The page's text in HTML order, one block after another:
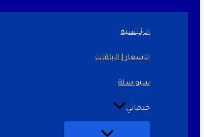
الرئيسية
الاسعار | الباقات
سيو سلة
خدماتي